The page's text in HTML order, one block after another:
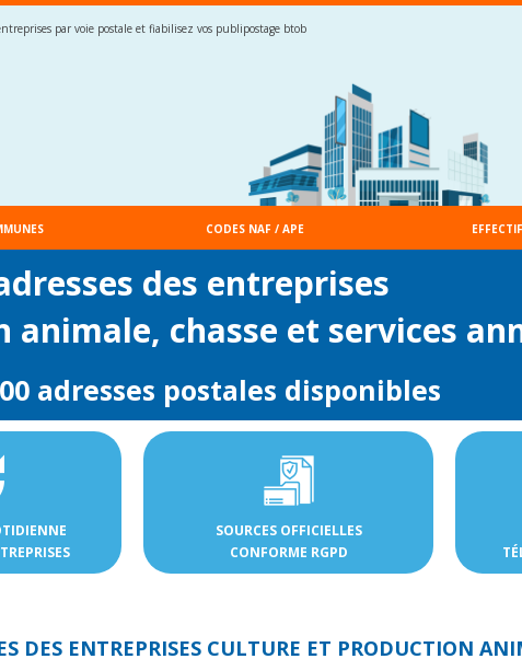
par voie postale et fiabilisez vos publipostage btob
CODES NAF / APE
des entreprises
chasse et services
adresses postales disponibles
SOURCES OFFICIELLES
CONFORME RGPD
DES ENTREPRISES CULTURE ET PRODUCTION